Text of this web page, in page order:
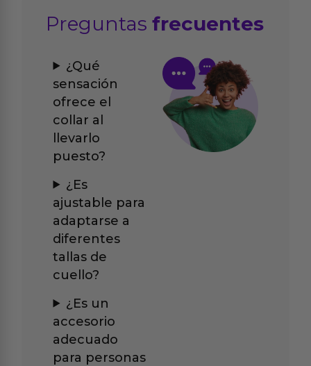
Preguntasfrecuentes
¿Qué
sensación
ofrece el
collar al
llevarlo
puesto?
¿Es
ajustable para
adaptarse a
diferentes
tallas de
cuello?
¿Es un
accesorio
adecuado
para personas